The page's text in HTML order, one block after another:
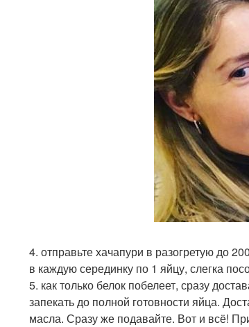
4. отправьте хачапури в разогретую до
в каждую серединку по 1 яйцу, слегка
5. как только белок побелеет, сразу
запекать до полной готовности яйца.
масла. Сразу же подавайте. Вот и всё!